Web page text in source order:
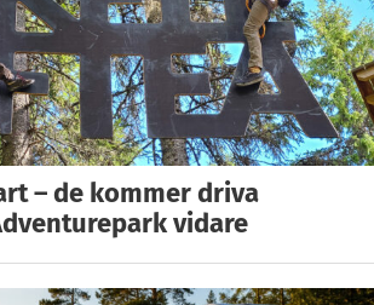
– de kommer driva
vidare